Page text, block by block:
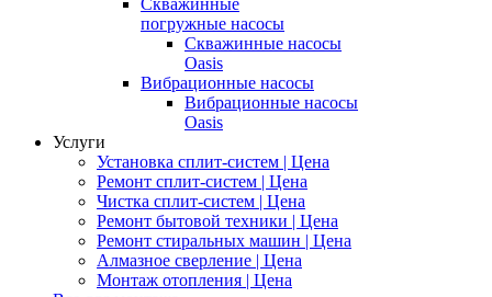
Скважинные
погружные насосы
Скважинные насосы
Oasis
Вибрационные насосы
Вибрационные насосы
Oasis
Услуги
Установка сплит-систем | Цена
Ремонт сплит-систем | Цена
Чистка сплит-систем | Цена
Ремонт бытовой техники | Цена
Ремонт стиральных машин | Цена
Алмазное сверление | Цена
Монтаж отопления | Цена